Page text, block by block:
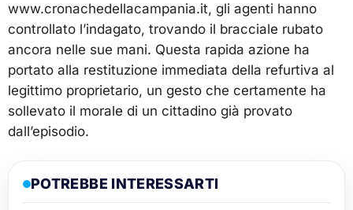
www.cronachedellacampania.it, gli agenti hanno
controllato l’indagato, trovando il bracciale rubato
ancora nelle sue mani. Questa rapida azione ha
portato alla restituzione immediata della refurtiva al
legittimo proprietario, un gesto che certamente ha
sollevato il morale di un cittadino già provato
dall’episodio.
POTREBBE INTERESSARTI